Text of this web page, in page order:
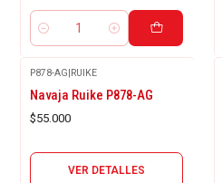
Cantidad
P878-AG RUIKE
Navaja Ruike P878-AG
$55.000
VER DETALLES